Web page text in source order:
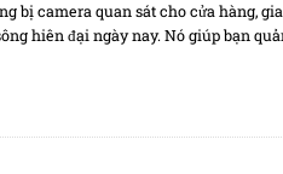
bị camera quan sát cho cửa hàng,
hiên đại ngày nay. Nó giúp bạn